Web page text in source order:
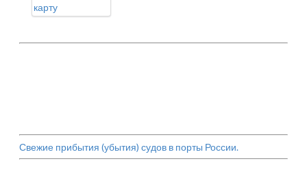
карту
Свежие прибытия (убытия) судов в порты России.